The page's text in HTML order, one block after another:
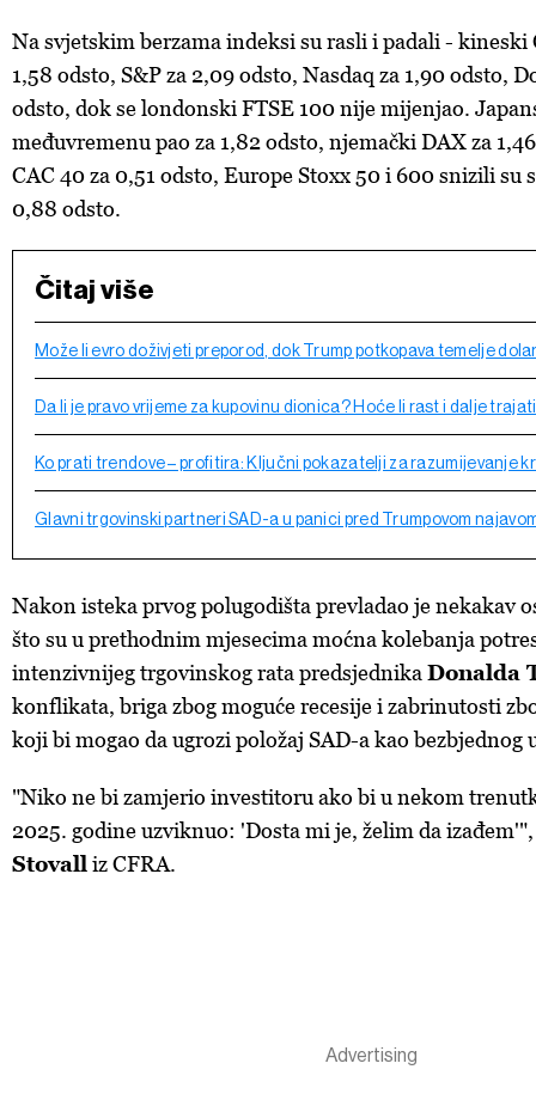
Na svjetskim berzama indeksi su rasli i padali - kineski
1,58 odsto, S&P za 2,09 odsto, Nasdaq za 1,90 odsto,
odsto, dok se londonski FTSE 100 nije mijenjao.
međuvremenu pao za 1,82 odsto, njemački DAX za
CAC 40 za 0,51 odsto, Europe Stoxx 50 i 600 snizili su
0,88 odsto.
Čitaj više
Može li evro doživjeti preporod, dok Trump potkopava temelje
Da li je pravo vrijeme za kupovinu dionica? Hoće li rast i dalje
Ko prati trendove – profitira: Ključni pokazatelji za razumijevanje
Glavni trgovinski partneri SAD-a u panici pred Trumpovom
Nakon isteka prvog polugodišta prevladao je nekakav
što su u prethodnim mjesecima moćna kolebanja
intenzivnijeg trgovinskog rata predsjednika Donalda
konflikata, briga zbog moguće recesije i zabrinutosti
koji bi mogao da ugrozi položaj SAD-a kao bezbjednog
"Niko ne bi zamjerio investitoru ako bi u nekom
2025. godine uzviknuo: 'Dosta mi je, želim da
Stovall iz CFRA.